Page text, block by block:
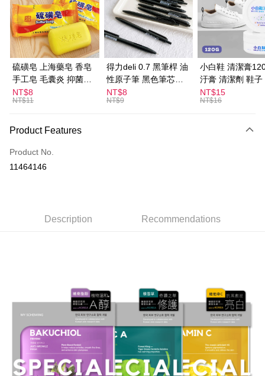
Apple Pay
JKOPAY
Easy Wallet
ATM Transfer
全家取貨付款
付款後全家取貨
NT$60/order | Free shipping on orders of NT$599 or more
NT$120/order | Free shipping on orders of NT$1,999 or more
硫磺皂 上海藥皂 香皂
手工皂 毛囊炎 抑菌除
蟎 清潔護膚 去油去痘
寵物皮膚病 狗狗貓咪
NT$8
NT$11
得力deli 0.7 黑筆桿 油
性原子筆 黑色筆芯
S304
NT$8
NT$9
小白鞋 清潔膏
汙膏 清潔劑 鞋子
漬 白皮鞋 鞋油
NT$15
NT$16
Product Features
Product No.
11464146
Description Recommendations